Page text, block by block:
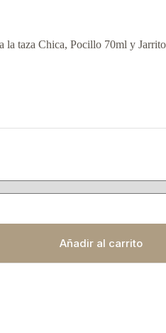
la taza Chica, Pocillo 70ml y
Añadir al carrito